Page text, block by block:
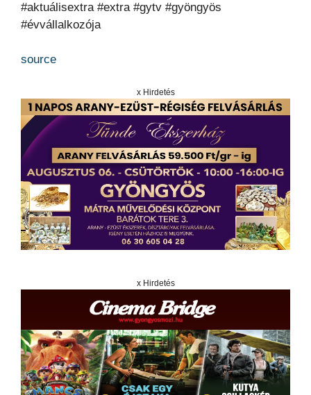
#aktuálisextra #extra #gytv #gyöngyös
#évvállalkozója
source
x Hirdetés
x Hirdetés